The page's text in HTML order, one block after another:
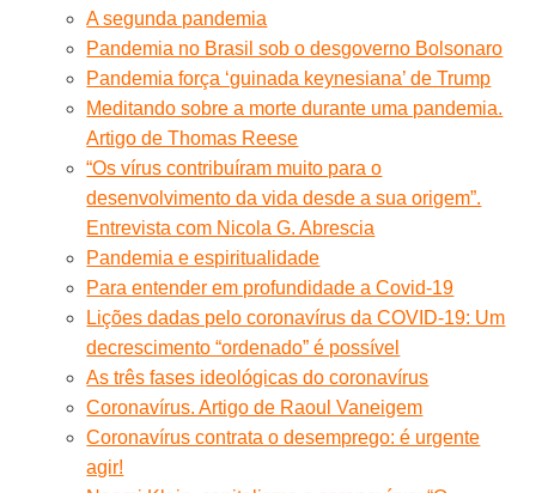
A segunda pandemia
Pandemia no Brasil sob o desgoverno Bolsonaro
Pandemia força ‘guinada keynesiana’ de Trump
Meditando sobre a morte durante uma pandemia.
Artigo de Thomas Reese
“Os vírus contribuíram muito para o
desenvolvimento da vida desde a sua origem”.
Entrevista com Nicola G. Abrescia
Pandemia e espiritualidade
Para entender em profundidade a Covid-19
Lições dadas pelo coronavírus da COVID-19: Um
decrescimento “ordenado” é possível
As três fases ideológicas do coronavírus
Coronavírus. Artigo de Raoul Vaneigem
Coronavírus contrata o desemprego: é urgente
agir!